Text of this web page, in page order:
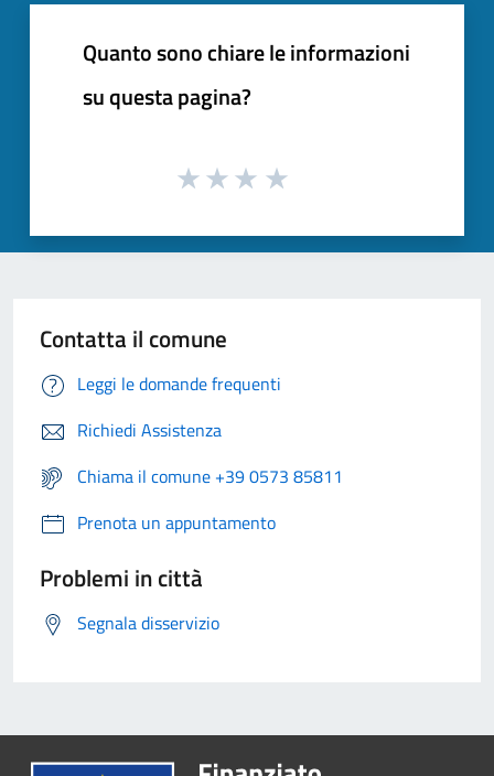
Quanto sono chiare le informazioni
su questa pagina?
Contatta il comune
Leggi le domande frequenti
Richiedi Assistenza
Chiama il comune +39 0573 85811
Prenota un appuntamento
Problemi in città
Segnala disservizio